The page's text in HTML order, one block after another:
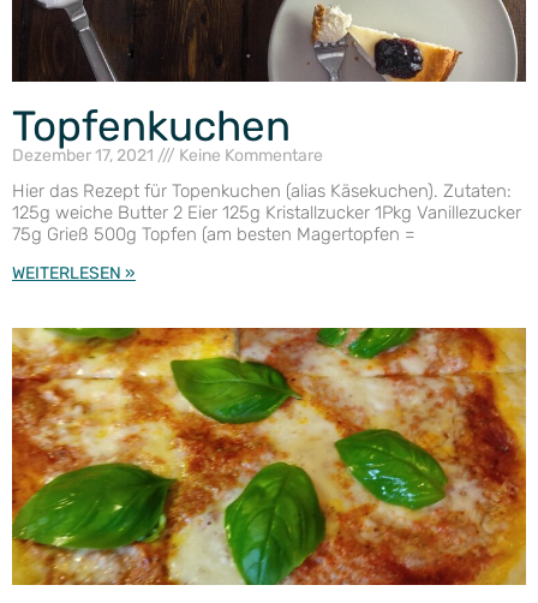
Topfenkuchen
Dezember 17, 2021 Keine Kommentare
Hier das Rezept für Topenkuchen (alias Käsekuchen). Zutaten:
125g weiche Butter 2 Eier 125g Kristallzucker 1Pkg Vanillezucker
75g Grieß 500g Topfen (am besten Magertopfen =
WEITERLESEN »